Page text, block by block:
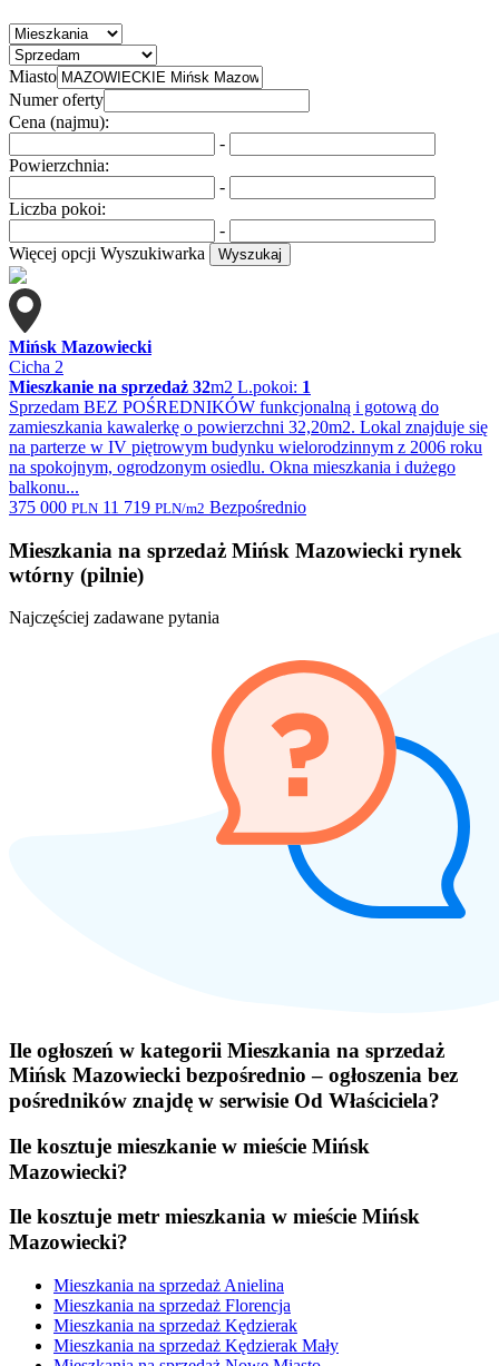
Miasto
Numer oferty
Cena (najmu):
-
Powierzchnia:
-
Liczba pokoi:
-
Więcej opcji Wyszukiwarka Wyszukaj
Mińsk Mazowiecki
Cicha 2
Mieszkanie na sprzedaż 32m2 L.pokoi: 1
Sprzedam BEZ POŚREDNIKÓW funkcjonalną i gotową do
zamieszkania kawalerkę o powierzchni 32,20m2. Lokal znajduje się
na parterze w IV piętrowym budynku wielorodzinnym z 2006 roku
na spokojnym, ogrodzonym osiedlu. Okna mieszkania i dużego
balkonu...
375 000 PLN 11 719 PLN/m2 Bezpośrednio
Mieszkania na sprzedaż Mińsk Mazowiecki rynek
wtórny (pilnie)
Najczęściej zadawane pytania
Ile ogłoszeń w kategorii Mieszkania na sprzedaż
Mińsk Mazowiecki bezpośrednio – ogłoszenia bez
pośredników znajdę w serwisie Od Właściciela?
Ile kosztuje mieszkanie w mieście Mińsk
Mazowiecki?
Ile kosztuje metr mieszkania w mieście Mińsk
Mazowiecki?
Mieszkania na sprzedaż Anielina
Mieszkania na sprzedaż Florencja
Mieszkania na sprzedaż Kędzierak
Mieszkania na sprzedaż Kędzierak Mały